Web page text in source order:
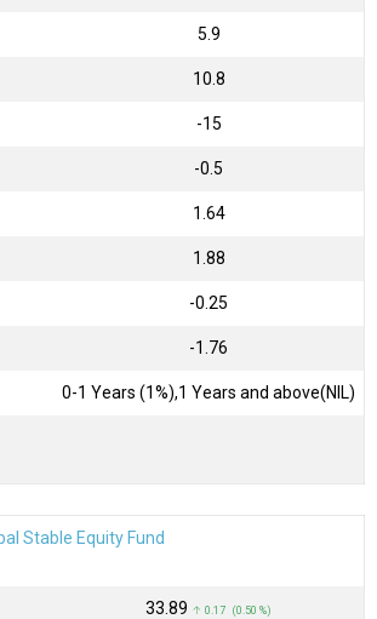
5.9
10.8
-15
-0.5
1.64
1.88
-0.25
-1.76
0-1 Years (1%),1 Years and above(NIL)
Stable Equity Fund
₹33.89 ↑ 0.17 (0.50 %)